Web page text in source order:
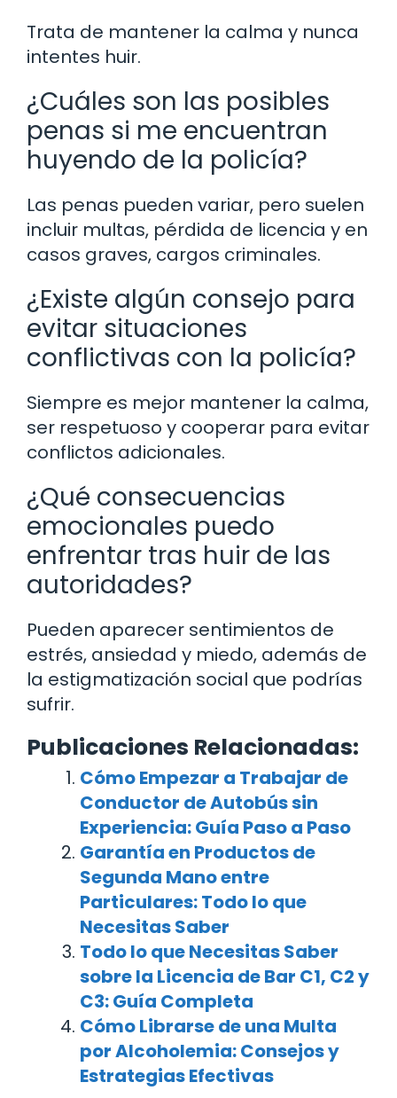
Trata de mantener la calma y nunca
intentes huir.
¿Cuáles son las posibles
penas si me encuentran
huyendo de la policía?
Las penas pueden variar, pero suelen
incluir multas, pérdida de licencia y en
casos graves, cargos criminales.
¿Existe algún consejo para
evitar situaciones
conflictivas con la policía?
Siempre es mejor mantener la calma,
ser respetuoso y cooperar para evitar
conflictos adicionales.
¿Qué consecuencias
emocionales puedo
enfrentar tras huir de las
autoridades?
Pueden aparecer sentimientos de
estrés, ansiedad y miedo, además de
la estigmatización social que podrías
sufrir.
Publicaciones Relacionadas:
Cómo Empezar a Trabajar de
Conductor de Autobús sin
Experiencia: Guía Paso a Paso
Garantía en Productos de
Segunda Mano entre
Particulares: Todo lo que
Necesitas Saber
Todo lo que Necesitas Saber
sobre la Licencia de Bar C1, C2 y
C3: Guía Completa
Cómo Librarse de una Multa
por Alcoholemia: Consejos y
Estrategias Efectivas